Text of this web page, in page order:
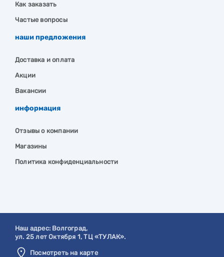
Как заказать
Частые вопросы
наши предложения
Доставка и оплата
Акции
Вакансии
информация
Отзывы о компании
Магазины
Политика конфиденциальности
Наш адрес: Волгоград,
ул. 25 лет Октября 1, ТЦ «ТУЛАК».
Посмотреть на карте